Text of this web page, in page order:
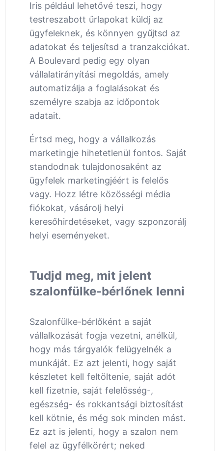
Iris például lehetővé teszi, hogy
testreszabott űrlapokat küldj az
ügyfeleknek, és könnyen gyűjtsd az
adatokat és teljesítsd a tranzakciókat.
A Boulevard pedig egy olyan
vállalatirányítási megoldás, amely
automatizálja a foglalásokat és
személyre szabja az időpontok
adatait.
Értsd meg, hogy a vállalkozás
marketingje hihetetlenül fontos. Saját
standodnak tulajdonosaként az
ügyfelek marketingjéért is felelős
vagy. Hozz létre közösségi média
fiókokat, vásárolj helyi
keresőhirdetéseket, vagy szponzorálj
helyi eseményeket.
Tudjd meg, mit jelent
szalonfülke-bérlőnek lenni
Szalonfülke-bérlőként a saját
vállalkozását fogja vezetni, anélkül,
hogy más tárgyalók felügyelnék a
munkáját. Ez azt jelenti, hogy saját
készletet kell feltöltenie, saját adót
kell fizetnie, saját felelősség-,
egészség- és rokkantsági biztosítást
kell kötnie, és még sok minden mást.
Ez azt is jelenti, hogy a szalon nem
felel az ügyfélkörért; neked